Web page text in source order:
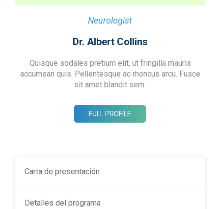
Neurologist
Dr. Albert Collins
Quisque sodales pretium elit, ut fringilla mauris
accumsan quis. Pellentesque ac rhoncus arcu. Fusce
sit amet blandit sem.
FULL PROFILE
Carta de presentación
Detalles del programa